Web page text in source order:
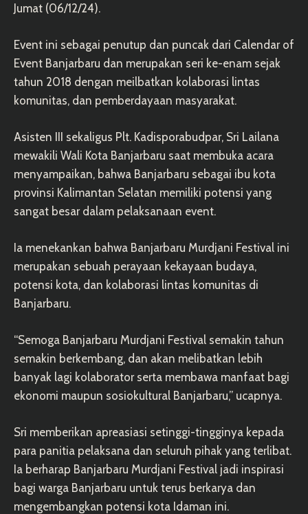
Jumat (06/12/24).
Event ini sebagai penutup dan puncak dari Calendar of
Event Banjarbaru dan merupakan seri ke-enam sejak
tahun 2018 dengan meilbatkan kolaborasi lintas
komunitas, dan pemberdayaan masyarakat.
Asisten III sekaligus Plt. Kadisporabudpar, Sri Lailana
mewakili Wali Kota Banjarbaru saat membuka acara
menyampaikan, bahwa Banjarbaru sebagai ibu kota
provinsi Kalimantan Selatan memiliki potensi yang
sangat besar dalam pelaksanaan event.
Ia menekankan bahwa Banjarbaru Murdjani Festival ini
merupakan sebuah perayaan kekayaan budaya,
potensi kota, dan kolaborasi lintas komunitas di
Banjarbaru.
“Semoga Banjarbaru Murdjani Festival semakin tahun
semakin berkembang, dan akan melibatkan lebih
banyak lagi kolaborator serta membawa manfaat bagi
ekonomi maupun sosiokultural Banjarbaru,” ucapnya.
Sri memberikan apreasiasi setinggi-tingginya kepada
para panitia pelaksana dan seluruh pihak yang terlibat.
Ia berharap Banjarbaru Murdjani Festival jadi inspirasi
bagi warga Banjarbaru untuk terus berkarya dan
mengembangkan potensi kota Idaman ini.